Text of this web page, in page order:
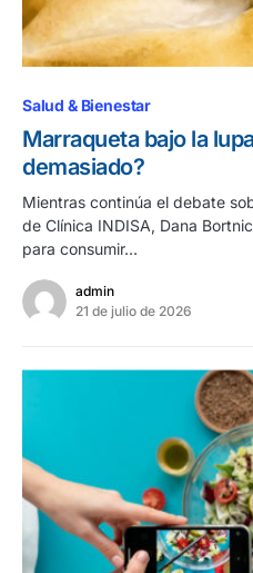
Salud & Bienestar
Marraqueta bajo la
demasiado?
Mientras continúa el debate
de Clínica INDISA, Dana
para consumir…
admin
21 de julio de 2026